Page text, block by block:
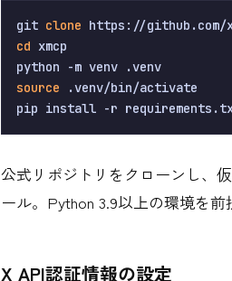
git clone
cd xmcp
source .venv/bin/activate
公式リポジトリをクローンし、
ール。Python 3.9以上の環境を前
X API認証情報の設定